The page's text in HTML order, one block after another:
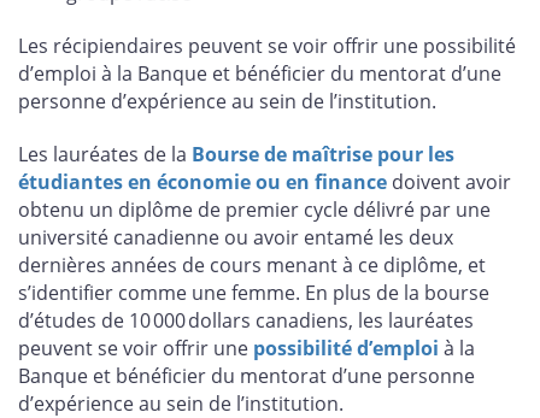
Les récipiendaires peuvent se voir offrir une possibilité
d’emploi à la Banque et bénéficier du mentorat d’une
personne d’expérience au sein de l’institution.
Les lauréates de la Bourse de maîtrise pour les
étudiantes en économie ou en finance doivent avoir
obtenu un diplôme de premier cycle délivré par une
université canadienne ou avoir entamé les deux
dernières années de cours menant à ce diplôme, et
s’identifier comme une femme. En plus de la bourse
d’études de 10 000 dollars canadiens, les lauréates
peuvent se voir offrir une possibilité d’emploi à la
Banque et bénéficier du mentorat d’une personne
d’expérience au sein de l’institution.